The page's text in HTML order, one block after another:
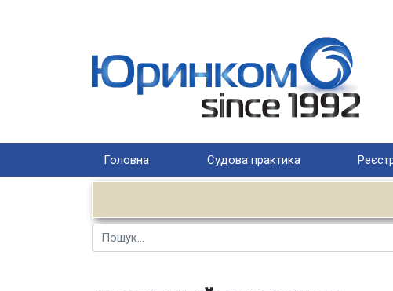
Головна Судова практика
Пошук